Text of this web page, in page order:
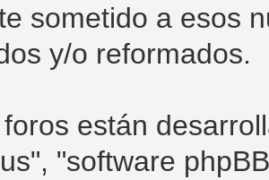
sometido a esos
y/o reformados.
están
"software